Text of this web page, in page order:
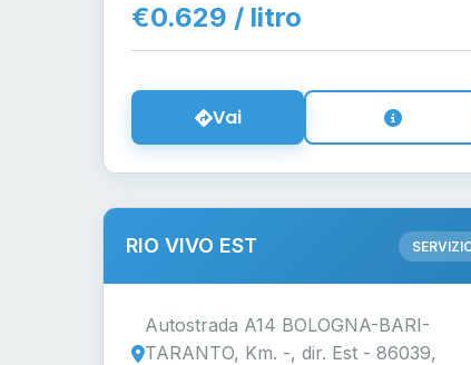
€0.629 / litro
Vai
RIO VIVO EST
Autostrada A14 BOLOGNA-BARI-
TARANTO, Km. -, dir. Est - 86039,